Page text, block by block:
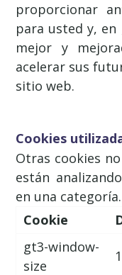
proporcionar
para usted y,
mejor y
acelerar sus
sitio web.
Cookies
Otras cookies
están
en una categoría.
Cookie
gt3-window-
size